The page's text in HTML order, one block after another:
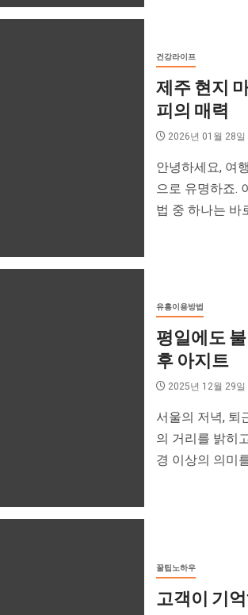
건강라이프
제주 현지
피의 매력
2026년 01월 28일
안녕하세요, 여
으로 유명하죠.
법 중 하나는 바
유흥이용방법
평일에도
후 아지트
2025년 12월 29일
서울의 저녁, 퇴
의 거리를 밝히
경 이상의 의미
꿀팁노하우
고객이 기